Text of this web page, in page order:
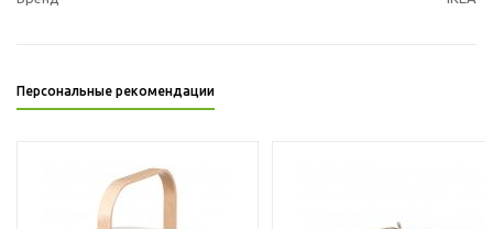
Персональные рекомендации